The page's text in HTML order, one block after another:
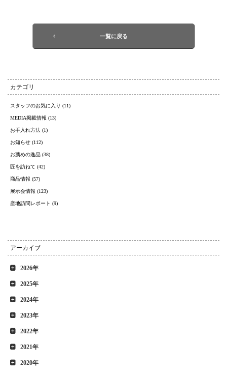
一覧に戻る
カテゴリ
スタッフのお気に入り (11)
MEDIA掲載情報 (13)
お手入れ方法 (1)
お知らせ (112)
お薦めの逸品 (38)
匠を訪ねて (42)
商品情報 (57)
展示会情報 (123)
産地訪問レポート (9)
アーカイブ
2026年
2025年
2024年
2023年
2022年
2021年
2020年